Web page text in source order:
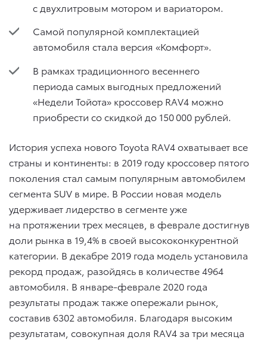
с двухлитровым мотором и вариатором.
Самой популярной комплектацией
автомобиля стала версия «Комфорт».
В рамках традиционного весеннего
периода самых выгодных предложений
«Недели Тойота» кроссовер RAV4 можно
приобрести со скидкой до 150 000 рублей.
История успеха нового Toyota RAV4 охватывает все
страны и континенты: в 2019 году кроссовер пятого
поколения стал самым популярным автомобилем
сегмента SUV в мире. В России новая модель
удерживает лидерство в сегменте уже
на протяжении трех месяцев, в феврале достигнув
доли рынка в 19,4% в своей высококонкурентной
категории. В декабре 2019 года модель установила
рекорд продаж, разойдясь в количестве 4964
автомобиля. В январе-феврале 2020 года
результаты продаж также опережали рынок,
составив 6302 автомобиля. Благодаря высоким
результатам, совокупная доля RAV4 за три месяца